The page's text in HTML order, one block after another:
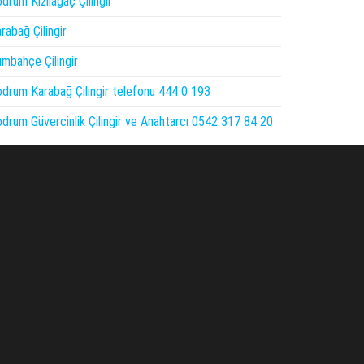
Çilingir
Çilingir
Karabağ Çilingir telefonu 444 0 193
Güvercinlik Çilingir ve Anahtarcı 0542 317 84 20